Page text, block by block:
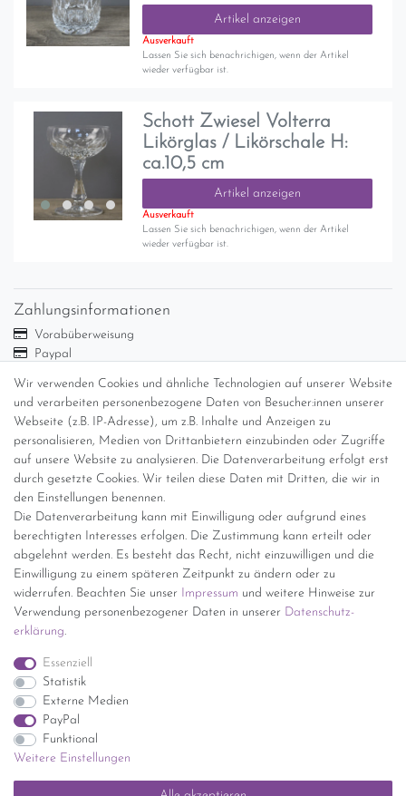
Artikel anzeigen
Ausverkauft
Lassen Sie sich benachrichigen, wenn der Artikel
wieder verfügbar ist.
Schott Zwiesel Volterra
Likörglas / Likörschale H:
ca.10,5 cm
Artikel anzeigen
Ausverkauft
Lassen Sie sich benachrichigen, wenn der Artikel
wieder verfügbar ist.
Wir verwenden Cookies und ähnliche Technologien auf unserer Website
und verarbeiten personenbezogene Daten von Besucher:innen unserer
Webseite (z.B. IP-Adresse), um z.B. Inhalte und Anzeigen zu
personalisieren, Medien von Drittanbietern einzubinden oder Zugriffe
auf unsere Website zu analysieren. Die Datenverarbeitung erfolgt erst
durch gesetzte Cookies. Wir teilen diese Daten mit Dritten, die wir in
den Einstellungen benennen.
Die Datenverarbeitung kann mit Einwilligung oder aufgrund eines
berechtigten Interesses erfolgen. Die Zustimmung kann erteilt oder
abgelehnt werden. Es besteht das Recht, nicht einzuwilligen und die
Einwilligung zu einem späteren Zeitpunkt zu ändern oder zu
widerrufen. Beachten Sie unser Impressum und weitere Hinweise zur
Verwendung personenbezogener Daten in unserer Daten­schutz­
erklärung.
Essenziell
Statistik
Externe Medien
PayPal
Funktional
Weitere Einstellungen
Zahlungsinformationen
Vorabüberweisung
Paypal
Versandinformationen
Versand per GLS (6,90 Euro) oder DHL (8,49 Euro ) inkl. MwSt.
(innerhalb Deutschlands)
kostenfreie Lieferung ab 150 Euro Warenwert (innerhalb
Deutschlands)
Übersicht Internationale Versandkosten
Wir kaufen an
Sie haben zuviel Porzellan im Schrank? Gerne kaufen wir dieses an.
Einfach unverbindliches Angebot anfordern.
*Endpreis inkl. MwSt. (Dieser Artikel unterliegt gem. § 25a
UStG der Differenzbesteuerung, ein Ausweis der
Mehrwertsteuer auf der Rechnung erfolgt nicht.)
Impressum Daten­schutz­erklärung